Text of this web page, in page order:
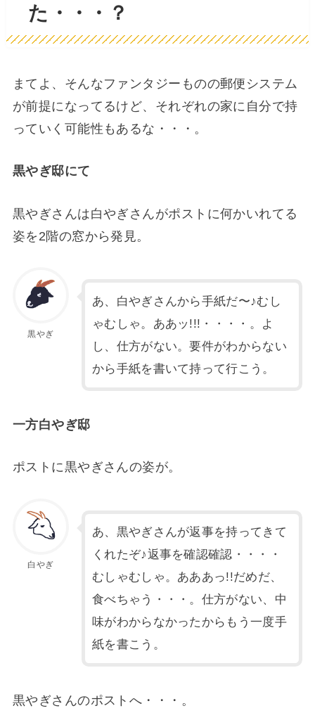
た・・・？
まてよ、そんなファンタジーものの郵便システム
が前提になってるけど、それぞれの家に自分で持
っていく可能性もあるな・・・。
黒やぎ邸にて
黒やぎさんは白やぎさんがポストに何かいれてる
姿を2階の窓から発見。
黒やぎ
あ、白やぎさんから手紙だ〜♪むし
ゃむしゃ。ああッ!!!・・・・。よ
し、仕方がない。要件がわからない
から手紙を書いて持って行こう。
一方白やぎ邸
ポストに黒やぎさんの姿が。
白やぎ
あ、黒やぎさんが返事を持ってきて
くれたぞ♪返事を確認確認・・・・
むしゃむしゃ。あああっ!!だめだ、
食べちゃう・・・。仕方がない、中
味がわからなかったからもう一度手
紙を書こう。
黒やぎさんのポストへ・・・。